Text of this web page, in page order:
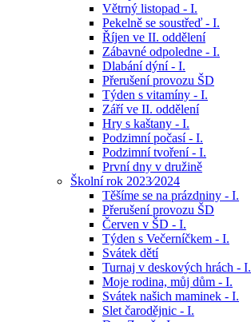
Větrný listopad - I.
Pekelně se soustřeď - I.
Říjen ve II. oddělení
Zábavné odpoledne - I.
Dlabání dýní - I.
Přerušení provozu ŠD
Týden s vitamíny - I.
Září ve II. oddělení
Hry s kaštany - I.
Podzimní počasí - I.
Podzimní tvoření - I.
První dny v družině
Školní rok 2023⁄2024
Těšíme se na prázdniny - I.
Přerušení provozu ŠD
Červen v ŠD - I.
Týden s Večerníčkem - I.
Svátek dětí
Turnaj v deskových hrách - I.
Moje rodina, můj dům - I.
Svátek našich maminek - I.
Slet čarodějnic - I.